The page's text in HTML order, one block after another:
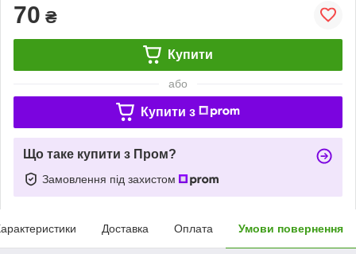
70 ₴
Купити
або
Купити з
Що таке купити з Пром?
Замовлення під захистом
Доставка Оплата Умови повернення